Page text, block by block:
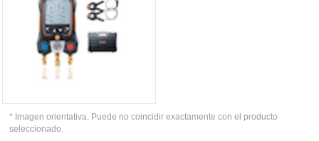
* Imagen orientativa. Puede no coincidir exactamente con el producto
seleccionado.